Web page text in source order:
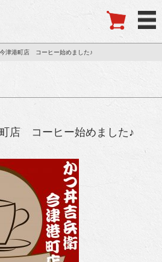
津港町店 コーヒー始めました♪
店 コーヒー始めました♪